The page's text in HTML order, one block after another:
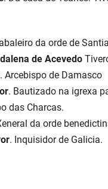
da orde de
de Acevedo
. Arcebispo de Damasco
. Bautizado na igrexa
das Charcas.
da orde
. Inquisidor de Galicia.